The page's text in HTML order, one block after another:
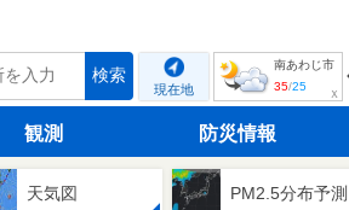
検索
現在地
南あわじ市
35/25 ｘ
観測 防災情報
天気図 PM2.5分布予測